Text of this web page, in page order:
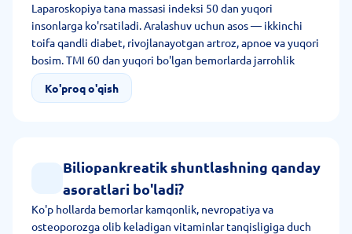
Laparoskopiya tana massasi indeksi 50 dan yuqori
insonlarga ko'rsatiladi. Aralashuv uchun asos — ikkinchi
toifa qandli diabet, rivojlanayotgan artroz, apnoe va yuqori
bosim. TMI 60 dan yuqori bo'lgan bemorlarda jarrohlik
davolash bosqichma-bosqich o'tadi. Avval oshqozonning
uzunasiga rezeksiyasi qilinadi. Tana hajmi 30%
Ko'proq o'qish
Biliopankreatik shuntlashning qanday
asoratlari bo'ladi?
Ko'p hollarda bemorlar kamqonlik, nevropatiya va
osteoporozga olib keladigan vitaminlar tanqisligiga duch